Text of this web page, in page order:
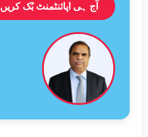
آج ہی اپائنٹمنٹ بُک کریں